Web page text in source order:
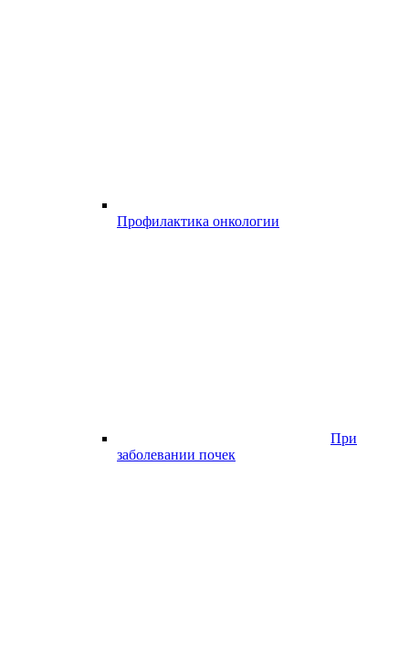
Профилактика онкологии
При
заболевании почек